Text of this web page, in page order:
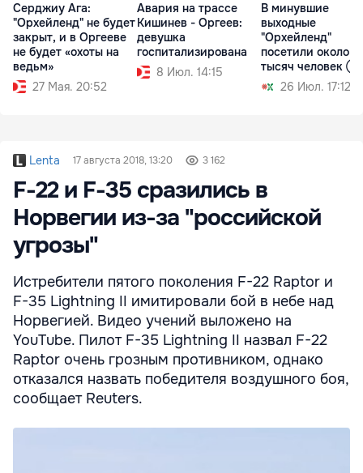
Серджиу Ага:
"Орхейленд" не будет
закрыт, и в Оргееве
не будет «охоты на
ведьм»
27 Мая. 20:52
Авария на трассе
Кишинев - Оргеев:
девушка
госпитализирована
8 Июл. 14:15
В минувшие
выходные
"Орхейленд"
посетили около 13
тысяч человек Ⓟ
26 Июл. 17:12
Lenta 17 августа 2018, 13:20 3 162
F-22 и F-35 сразились в
Норвегии из-за "российской
угрозы"
Истребители пятого поколения F-22 Raptor и
F-35 Lightning II имитировали бой в небе над
Норвегией. Видео учений выложено на
YouTube. Пилот F-35 Lightning II назвал F-22
Raptor очень грозным противником, однако
отказался назвать победителя воздушного боя,
сообщает Reuters.